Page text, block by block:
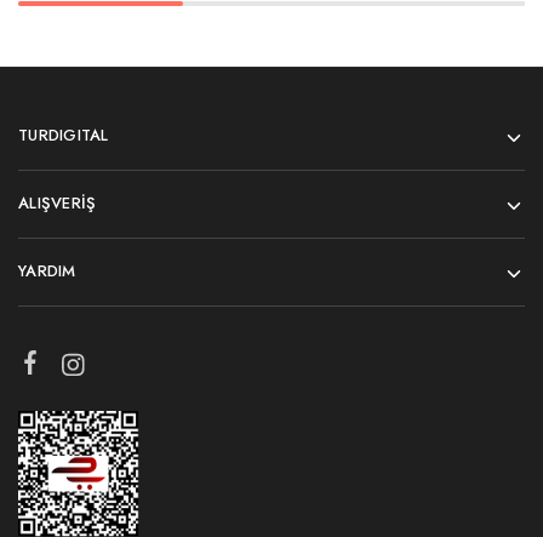
TURDIGITAL
ALIŞVERIŞ
YARDIM